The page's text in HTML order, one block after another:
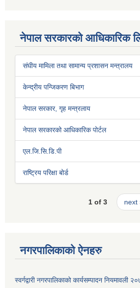
नेपाल सरकारको आधिकारिक
संघीय मामिला तथा सामान्य प्रशासन मन्त्रालय
केन्द्रीय पन्जिकरण बिभाग
नेपाल सरकार, गृह मन्त्रलाय
नेपाल सरकारको आधिकारिक पोर्टल
एल.जि.सि.डि.पी
राष्ट्रिय परिक्षा बोर्ड
1 of 3 next
नगरपालिकाको ऐनहरु
स्वर्गद्वारी नगरपालिकाको कार्यसम्पादन नियमावली